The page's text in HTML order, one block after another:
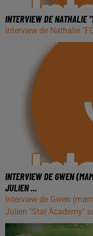
INTERVIEW DE NATHALIE
Interview de Nathalie
INTERVIEW DE GWEN
JULIEN ...
Interview de Gwen
Julien "Star Academy"